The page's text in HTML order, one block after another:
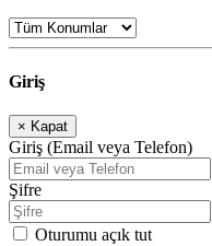
Giriş
× Kapat
Giriş (Email veya Telefon)
Şifre
Oturumu açık tut